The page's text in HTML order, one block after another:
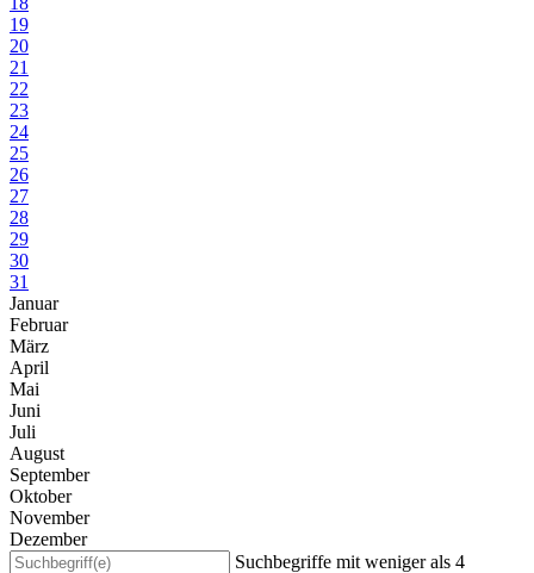
19
20
21
22
23
24
25
26
27
28
29
30
31
Januar
Februar
März
April
Mai
Juni
Juli
August
September
Oktober
November
Dezember
Suchbegriffe mit weniger als 4